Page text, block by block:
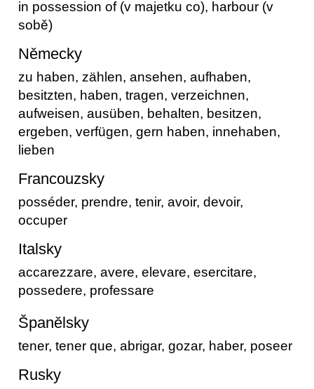
in possession of (v majetku co), harbour (v
sobě)
Německy
zu haben, zählen, ansehen, aufhaben,
besitzten, haben, tragen, verzeichnen,
aufweisen, ausüben, behalten, besitzen,
ergeben, verfügen, gern haben, innehaben,
lieben
Francouzsky
posséder, prendre, tenir, avoir, devoir,
occuper
Italsky
accarezzare, avere, elevare, esercitare,
possedere, professare
Španělsky
tener, tener que, abrigar, gozar, haber, poseer
Rusky